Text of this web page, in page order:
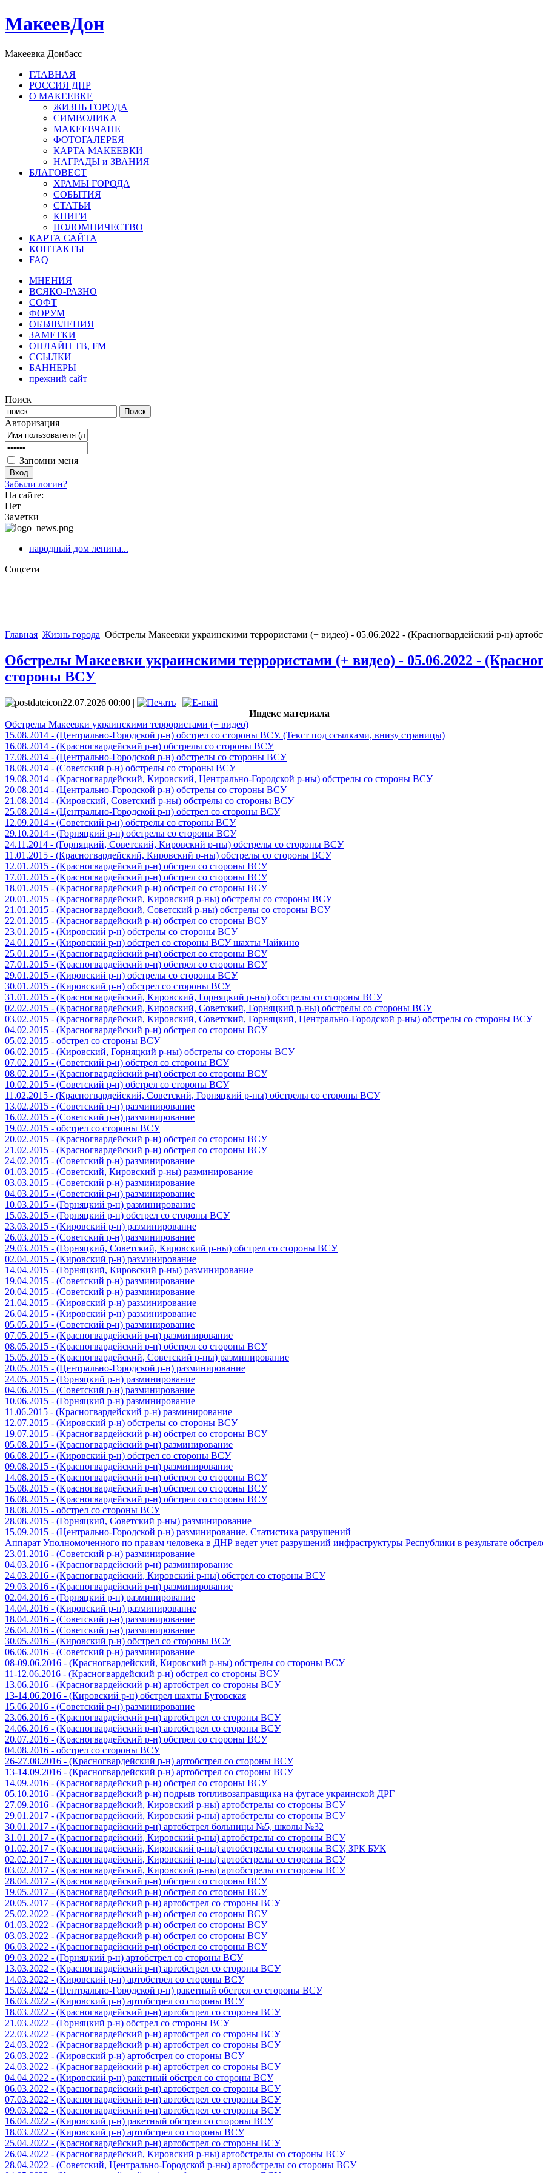
МакеевДон
Макеевка Донбасс
ГЛАВНАЯ
РОССИЯ ДНР
О МАКЕЕВКЕ
ЖИЗНЬ ГОРОДА
СИМВОЛИКА
МАКЕЕВЧАНЕ
ФОТОГАЛЕРЕЯ
КАРТА МАКЕЕВКИ
НАГРАДЫ и ЗВАНИЯ
БЛАГОВЕСТ
ХРАМЫ ГОРОДА
СОБЫТИЯ
СТАТЬИ
КНИГИ
ПОЛОМНИЧЕСТВО
КАРТА САЙТА
КОНТАКТЫ
FAQ
МНЕНИЯ
ВСЯКО-РАЗНО
СОФТ
ФОРУМ
ОБЪЯВЛЕНИЯ
ЗАМЕТКИ
ОНЛАЙН ТВ, FM
ССЫЛКИ
БАННЕРЫ
прежний сайт
Поиск
Авторизация
Запомни меня
Забыли логин?
На сайте:
Нет
Заметки
народный дом ленина...
Соцсети
Главная Жизнь города Обстрелы Макеевки украинскими террористами (+ видео) - 05.06.2022 - (Красногвардейский р-н)
Обстрелы Макеевки украинскими террористами (+ видео) - 05.06.2022 -
стороны ВСУ
22.07.2026 00:00 |
|
Индекс материала
Обстрелы Макеевки украинскими террористами (+ видео)
15.08.2014 - (Центрально-Городской р-н) обстрел со стороны ВСУ. (Текст под ссылками, внизу страницы)
16.08.2014 - (Красногвардейский р-н) обстрелы со стороны ВСУ
17.08.2014 - (Центрально-Городской р-н) обстрелы со стороны ВСУ
18.08.2014 - (Советский р-н) обстрелы со стороны ВСУ
19.08.2014 - (Красногвардейский, Кировский, Центрально-Городской р-ны) обстрелы со стороны ВСУ
20.08.2014 - (Центрально-Городской р-н) обстрелы со стороны ВСУ
21.08.2014 - (Кировский, Советский р-ны) обстрелы со стороны ВСУ
25.08.2014 - (Центрально-Городской р-н) обстрел со стороны ВСУ
12.09.2014 - (Советский р-н) обстрелы со стороны ВСУ
29.10.2014 - (Горняцкий р-н) обстрелы со стороны ВСУ
24.11.2014 - (Горняцкий, Советский, Кировский р-ны) обстрелы со стороны ВСУ
11.01.2015 - (Красногвардейский, Кировский р-ны) обстрелы со стороны ВСУ
12.01.2015 - (Красногвардейский р-н) обстрел со стороны ВСУ
17.01.2015 - (Красногвардейский р-н) обстрел со стороны ВСУ
18.01.2015 - (Красногвардейский р-н) обстрел со стороны ВСУ
20.01.2015 - (Красногвардейский, Кировский р-ны) обстрелы со стороны ВСУ
21.01.2015 - (Красногвардейский, Советский р-ны) обстрелы со стороны ВСУ
22.01.2015 - (Красногвардейский р-н) обстрел со стороны ВСУ
23.01.2015 - (Кировский р-н) обстрелы со стороны ВСУ
24.01.2015 - (Кировский р-н) обстрел со стороны ВСУ шахты Чайкино
25.01.2015 - (Красногвардейский р-н) обстрел со стороны ВСУ
27.01.2015 - (Красногвардейский р-н) обстрел со стороны ВСУ
29.01.2015 - (Кировский р-н) обстрелы со стороны ВСУ
30.01.2015 - (Кировский р-н) обстрел со стороны ВСУ
31.01.2015 - (Красногвардейский, Кировский, Горняцкий р-ны) обстрелы со стороны ВСУ
02.02.2015 - (Красногвардейский, Кировский, Советский, Горняцкий р-ны) обстрелы со стороны ВСУ
03.02.2015 - (Красногвардейский, Кировский, Советский, Горняцкий, Центрально-Городской р-ны) обстрелы со стороны ВСУ
04.02.2015 - (Красногвардейский р-н) обстрел со стороны ВСУ
05.02.2015 - обстрел со стороны ВСУ
06.02.2015 - (Кировский, Горняцкий р-ны) обстрелы со стороны ВСУ
07.02.2015 - (Советский р-н) обстрел со стороны ВСУ
08.02.2015 - (Красногвардейский р-н) обстрел со стороны ВСУ
10.02.2015 - (Советский р-н) обстрел со стороны ВСУ
11.02.2015 - (Красногвардейский, Советский, Горняцкий р-ны) обстрелы со стороны ВСУ
13.02.2015 - (Советский р-н) разминирование
16.02.2015 - (Советский р-н) разминирование
19.02.2015 - обстрел со стороны ВСУ
20.02.2015 - (Красногвардейский р-н) обстрел со стороны ВСУ
21.02.2015 - (Красногвардейский р-н) обстрел со стороны ВСУ
24.02.2015 - (Советский р-н) разминирование
01.03.2015 - (Советский, Кировский р-ны) разминирование
03.03.2015 - (Советский р-н) разминирование
04.03.2015 - (Советский р-н) разминирование
10.03.2015 - (Горняцкий р-н) разминирование
15.03.2015 - (Горняцкий р-н) обстрел со стороны ВСУ
23.03.2015 - (Кировский р-н) разминирование
26.03.2015 - (Советский р-н) разминирование
29.03.2015 - (Горняцкий, Советский, Кировский р-ны) обстрел со стороны ВСУ
02.04.2015 - (Кировский р-н) разминирование
14.04.2015 - (Горняцкий, Кировский р-ны) разминирование
19.04.2015 - (Советский р-н) разминирование
20.04.2015 - (Советский р-н) разминирование
21.04.2015 - (Кировский р-н) разминирование
26.04.2015 - (Кировский р-н) разминирование
05.05.2015 - (Советский р-н) разминирование
07.05.2015 - (Красногвардейский р-н) разминирование
08.05.2015 - (Красногвардейский р-н) обстрел со стороны ВСУ
15.05.2015 - (Красногвардейский, Советский р-ны) разминирование
20.05.2015 - (Центрально-Городской р-н) разминирование
24.05.2015 - (Горняцкий р-н) разминирование
04.06.2015 - (Советский р-н) разминирование
10.06.2015 - (Горняцкий р-н) разминирование
11.06.2015 - (Красногвардейский р-н) разминирование
12.07.2015 - (Кировский р-н) обстрелы со стороны ВСУ
19.07.2015 - (Красногвардейский р-н) обстрел со стороны ВСУ
05.08.2015 - (Красногвардейский р-н) разминирование
06.08.2015 - (Кировский р-н) обстрел со стороны ВСУ
09.08.2015 - (Красногвардейский р-н) разминирование
14.08.2015 - (Красногвардейский р-н) обстрел со стороны ВСУ
15.08.2015 - (Красногвардейский р-н) обстрел со стороны ВСУ
16.08.2015 - (Красногвардейский р-н) обстрел со стороны ВСУ
18.08.2015 - обстрел со стороны ВСУ
28.08.2015 - (Горняцкий, Советский р-ны) разминирование
15.09.2015 - (Центрально-Городской р-н) разминирование. Статистика разрушений
Аппарат Уполномоченного по правам человека в ДНР ведет учет разрушений инфраструктуры Республики в результате
23.01.2016 - (Советский р-н) разминирование
04.03.2016 - (Красногвардейский р-н) разминирование
24.03.2016 - (Красногвардейский, Кировский р-ны) обстрел со стороны ВСУ
29.03.2016 - (Красногвардейский р-н) разминирование
02.04.2016 - (Горняцкий р-н) разминирование
14.04.2016 - (Кировский р-н) разминирование
18.04.2016 - (Советский р-н) разминирование
26.04.2016 - (Советский р-н) разминирование
30.05.2016 - (Кировский р-н) обстрел со стороны ВСУ
06.06.2016 - (Советский р-н) разминирование
08-09.06.2016 - (Красногвардейский, Кировский р-ны) обстрелы со стороны ВСУ
11-12.06.2016 - (Красногвардейский р-н) обстрел со стороны ВСУ
13.06.2016 - (Красногвардейский р-н) артобстрел со стороны ВСУ
13-14.06.2016 - (Кировский р-н) обстрел шахты Бутовская
15.06.2016 - (Советский р-н) разминирование
23.06.2016 - (Красногвардейский р-н) артобстрел со стороны ВСУ
24.06.2016 - (Красногвардейский р-н) артобстрел со стороны ВСУ
20.07.2016 - (Красногвардейский р-н) обстрел со стороны ВСУ
04.08.2016 - обстрел со стороны ВСУ
26-27.08.2016 - (Красногвардейский р-н) артобстрел со стороны ВСУ
13-14.09.2016 - (Красногвардейский р-н) артобстрел со стороны ВСУ
14.09.2016 - (Красногвардейский р-н) обстрел со стороны ВСУ
05.10.2016 - (Красногвардейский р-н) подрыв топливозаправщика на фугасе украинской ДРГ
27.09.2016 - (Красногвардейский, Кировский р-ны) артобстрелы со стороны ВСУ
29.01.2017 - (Красногвардейский, Кировский р-ны) артобстрелы со стороны ВСУ
30.01.2017 - (Красногвардейский р-н) артобстрел больницы №5, школы №32
31.01.2017 - (Красногвардейский, Кировский р-ны) артобстрелы со стороны ВСУ
01.02.2017 - (Красногвардейский, Кировский р-ны) артобстрелы со стороны ВСУ, ЗРК БУК
02.02.2017 - (Красногвардейский, Кировский р-ны) артобстрелы со стороны ВСУ
03.02.2017 - (Красногвардейский, Кировский р-ны) артобстрелы со стороны ВСУ
28.04.2017 - (Красногвардейский р-н) обстрел со стороны ВСУ
19.05.2017 - (Красногвардейский р-н) обстрел со стороны ВСУ
20.05.2017 - (Красногвардейский р-н) артобстрел со стороны ВСУ
25.02.2022 - (Красногвардейский р-н) обстрел со стороны ВСУ
01.03.2022 - (Красногвардейский р-н) обстрел со стороны ВСУ
03.03.2022 - (Красногвардейский р-н) обстрел со стороны ВСУ
06.03.2022 - (Красногвардейский р-н) обстрел со стороны ВСУ
09.03.2022 - (Горняцкий р-н) артобстрел со стороны ВСУ
13.03.2022 - (Красногвардейский р-н) артобстрел со стороны ВСУ
14.03.2022 - (Кировский р-н) артобстрел со стороны ВСУ
15.03.2022 - (Центрально-Городской р-н) ракетный обстрел со стороны ВСУ
16.03.2022 - (Кировский р-н) артобстрел со стороны ВСУ
18.03.2022 - (Красногвардейский р-н) артобстрел со стороны ВСУ
21.03.2022 - (Горняцкий р-н) обстрел со стороны ВСУ
22.03.2022 - (Красногвардейский р-н) артобстрел со стороны ВСУ
24.03.2022 - (Красногвардейский р-н) артобстрел со стороны ВСУ
26.03.2022 - (Кировский р-н) артобстрел со стороны ВСУ
24.03.2022 - (Красногвардейский р-н) артобстрел со стороны ВСУ
04.04.2022 - (Кировский р-н) ракетный обстрел со стороны ВСУ
06.03.2022 - (Красногвардейский р-н) артобстрел со стороны ВСУ
07.03.2022 - (Красногвардейский р-н) артобстрел со стороны ВСУ
09.03.2022 - (Красногвардейский р-н) артобстрел со стороны ВСУ
16.04.2022 - (Кировский р-н) ракетный обстрел со стороны ВСУ
18.03.2022 - (Кировский р-н) артобстрел со стороны ВСУ
25.04.2022 - (Красногвардейский р-н) артобстрел со стороны ВСУ
26.04.2022 - (Красногвардейский, Кировский р-ны) артобстрелы со стороны ВСУ
28.04.2022 - (Советский, Центрально-Городской р-ны) артобстрелы со стороны ВСУ